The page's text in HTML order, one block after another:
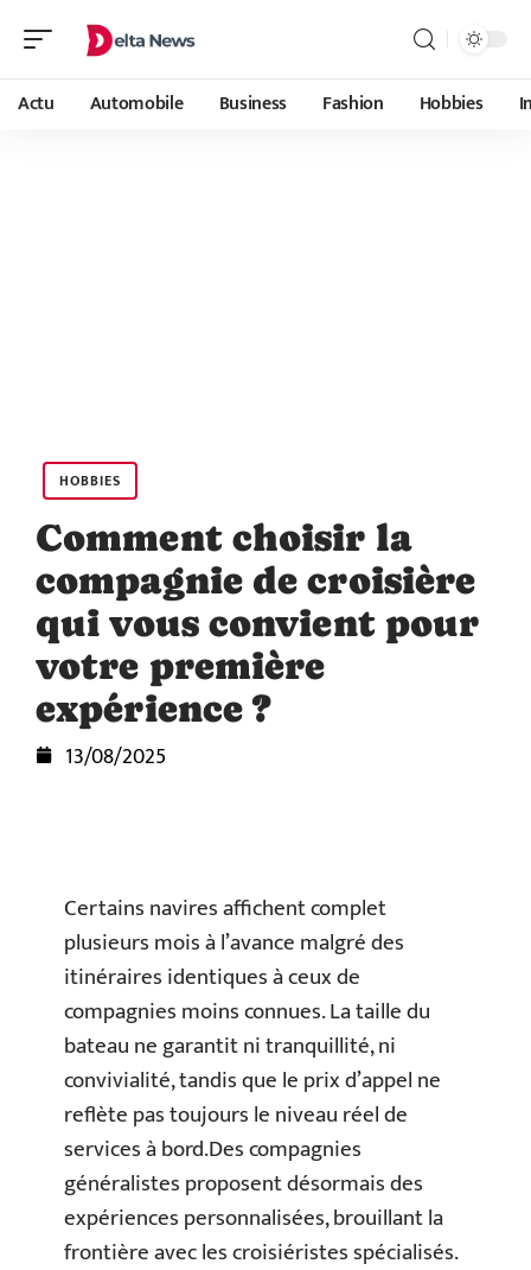
Actu Automobile Business Fashion Hobbies
HOBBIES
Comment choisir la
compagnie de croisière
qui vous convient pour
votre première
expérience ?
13/08/2025
Certains navires affichent complet
plusieurs mois à l’avance malgré des
itinéraires identiques à ceux de
compagnies moins connues. La taille du
bateau ne garantit ni tranquillité, ni
convivialité, tandis que le prix d’appel ne
reflète pas toujours le niveau réel de
services à bord.Des compagnies
généralistes proposent désormais des
expériences personnalisées, brouillant la
frontière avec les croisiéristes spécialisés.